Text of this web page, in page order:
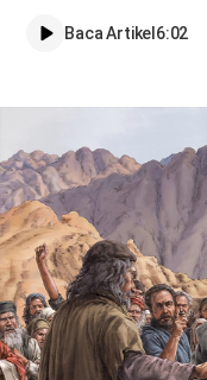
Baca Artikel6:02